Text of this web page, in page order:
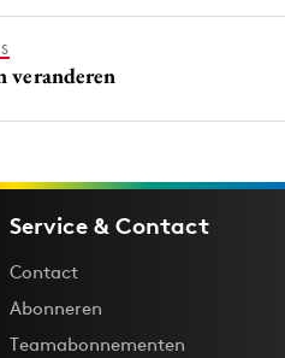
veranderen
Service & Contact
Contact
Abonneren
Teamabonnementen